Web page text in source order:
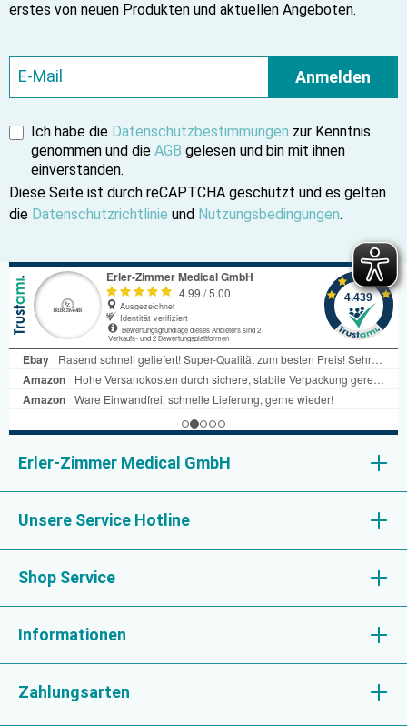
erstes von neuen Produkten und aktuellen Angeboten.
Anmelden
Ich habe die Datenschutzbestimmungen zur Kenntnis
genommen und die AGB gelesen und bin mit ihnen
einverstanden.
Diese Seite ist durch reCAPTCHA geschützt und es gelten
die Datenschutzrichtlinie und Nutzungsbedingungen.
Erler-Zimmer Medical GmbH
Unsere Service Hotline
Shop Service
Informationen
Zahlungsarten